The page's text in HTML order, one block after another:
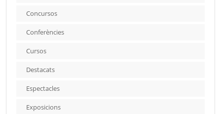
Concursos
Conferències
Cursos
Destacats
Espectacles
Exposicions